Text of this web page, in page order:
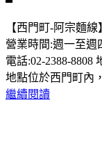
【西門町-阿宗麵
營業時間:週一至週
電話:02-2388-8808
地點位於西門町內
繼續閱讀